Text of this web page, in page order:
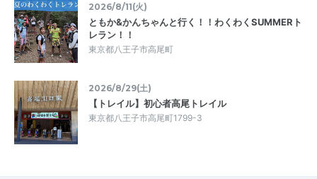
2026/8/11(火)
ともか&かんちゃんと行く！！わくわくSUMMERト
レラン！！
東京都八王子市高尾町
2026/8/29(土)
【トレイル】初心者高尾トレイル
東京都八王子市高尾町1799-3